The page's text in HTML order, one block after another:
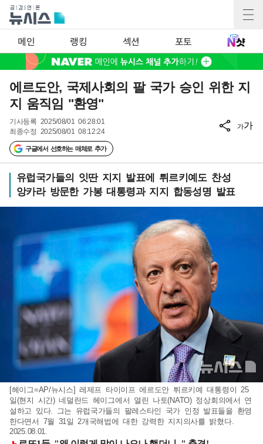
메인 랭킹 섹션 포토
에르도안, 국제사회의 팔 국가 승인 위한 지
지 움직임 "환영"
기사등록 2025/08/01 06:28:01
최종수정 2025/08/01 08:12:24
구글에서 선호하는 매체로 추가
가가
유럽국가들의 잇딴 지지 발표에 튀르키예도 찬성
앙카라 방문한 가봉 대통령과 지지 합동성명 발표
[헤이그=AP/뉴시스] 레제프 타이이프 에르도안 튀르키예 대통령이 25
일(현지 시간) 네덜란드 헤이그에서 열린 나토(NATO) 정상회의에서 연
설하고 있다. 그는 유럽국가들의 팔레스타인 국가 인정 발표들을 환영
한다면서 7월 31일 2개국해법에 대한 강력한 지지의사를 밝혔다.
2025.08.01.